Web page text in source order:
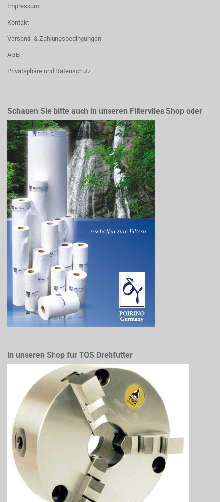
Impressum
Kontakt
Versand- & Zahlungsbedingungen
AGB
Privatsphäre und Datenschutz
Schauen Sie bitte auch in unseren Filtervlies Shop oder
in unseren Shop für TOS Drehfutter